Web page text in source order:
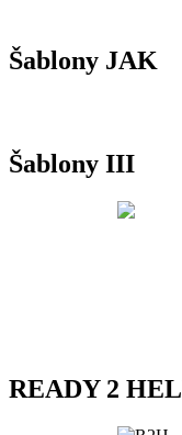
Šablony JAK
Šablony III
READY 2